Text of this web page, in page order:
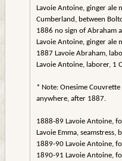
Lavoie Antoine, ginger ale
Cumberland, between
1886 no sign of Abraham
Lavoie Antoine, ginger ale
1887 Lavoie Abraham,
Lavoie Antoine, laborer, 1
* Note: Onesime
anywhere, after 1887.
1888-89 Lavoie Antoine,
Lavoie Emma, seamstress,
1889-90 Lavoie Antoine,
1890-91 Lavoie Antoine,